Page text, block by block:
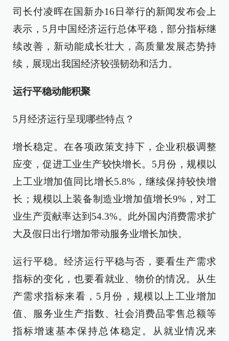
司长付凌晖在国新办16日举行的新闻发布会上
表示，5月中国经济运行总体平稳，部分指标继
续改善，新动能成长壮大，高质量发展态势持
续，展现出我国经济较强韧劲和活力。
运行平稳动能积聚
5月经济运行呈现哪些特点？
增长稳定。在各项政策支持下，企业积极调整
应变，促进工业生产较快增长。5月份，规模以
上工业增加值同比增长5.8%，继续保持较快增
长；规模以上装备制造业增加值增长9%，对工
业生产贡献率达到54.3%。此外国内消费需求扩
大及假日出行增加带动服务业增长加快。
运行平稳。经济运行平稳与否，要看生产需求
指标的变化，也要看就业、物价的情况。从生
产需求指标来看，5月份，规模以上工业增加
值、服务业生产指数、社会消费品零售总额等
指标增速基本保持总体稳定。从就业情况来